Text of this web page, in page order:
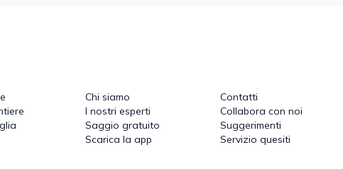
Chi siamo
I nostri esperti
Saggio gratuito
Scarica la app
Contatti
Collabora con noi
Suggerimenti
Servizio quesiti